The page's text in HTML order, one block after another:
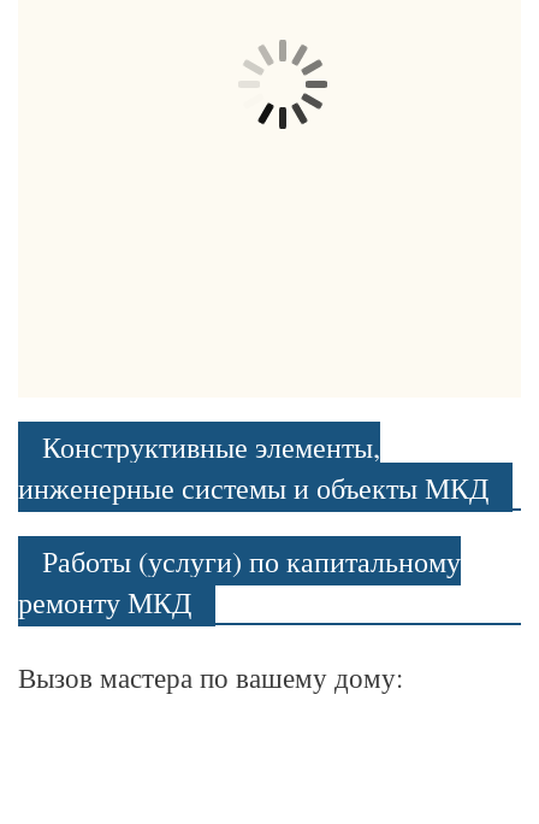
Конструктивные элементы,
инженерные системы и объекты МКД
Работы (услуги) по капитальному
ремонту МКД
Вызов мастера по вашему дому: